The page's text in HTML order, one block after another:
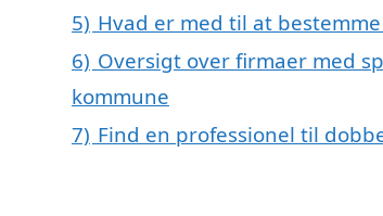
5) Hvad er med til at
6) Oversigt over firmaer med
kommune
7) Find en professionel til